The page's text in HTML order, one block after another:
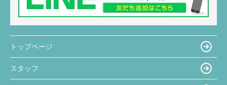
トップページ
スタッフ